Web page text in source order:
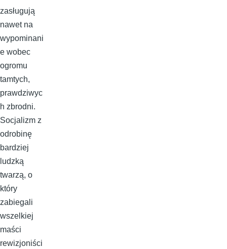
zasługują
nawet na
wypominani
e wobec
ogromu
tamtych,
prawdziwyc
h zbrodni.
Socjalizm z
odrobinę
bardziej
ludzką
twarzą, o
który
zabiegali
wszelkiej
maści
rewizjoniści